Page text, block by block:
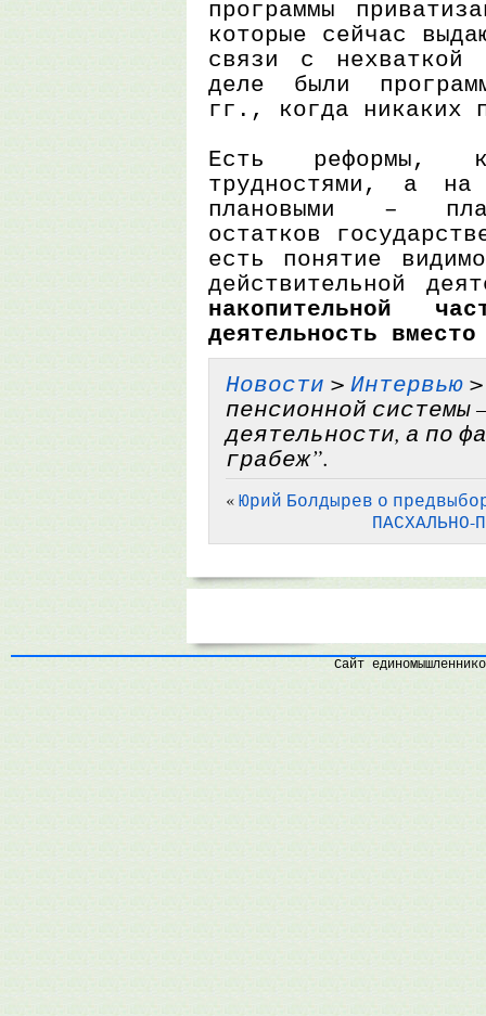
программы
которые сейчас
связи с
деле были
гг., когда никаких
Есть реформы,
трудностями, а на
плановыми –
остатков
есть понятие
действительной
накопительной
деятельность
Новости > Интервью
пенсионной системы
деятельности, а по
грабеж”.
«Юрий Болдырев о
ПАСХАЛЬНО-
Сайт